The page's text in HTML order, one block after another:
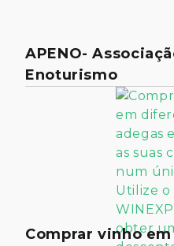
APENO-
Enoturismo
Comprar vinho